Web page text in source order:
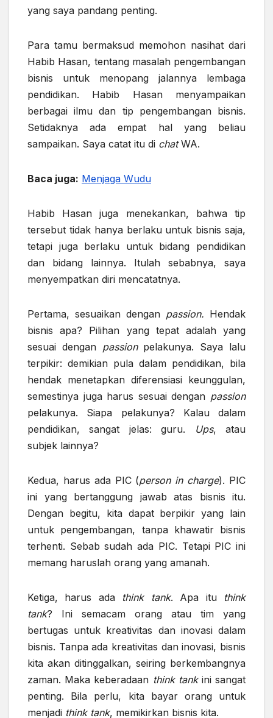
yang saya pandang penting.
Para tamu bermaksud memohon nasihat dari
Habib Hasan, tentang masalah pengembangan
bisnis untuk menopang jalannya lembaga
pendidikan. Habib Hasan menyampaikan
berbagai ilmu dan tip pengembangan bisnis.
Setidaknya ada empat hal yang beliau
sampaikan. Saya catat itu di chatWA.
Baca juga: Menjaga Wudu
Habib Hasan juga menekankan, bahwa tip
tersebut tidak hanya berlaku untuk bisnis saja,
tetapi juga berlaku untuk bidang pendidikan
dan bidang lainnya. Itulah sebabnya, saya
menyempatkan diri mencatatnya.
Pertama, sesuaikan dengan passion. Hendak
bisnis apa? Pilihan yang tepat adalah yang
sesuai dengan passionpelakunya. Saya lalu
terpikir: demikian pula dalam pendidikan, bila
hendak menetapkan diferensiasi keunggulan,
semestinya juga harus sesuai dengan passion
pelakunya. Siapa pelakunya? Kalau dalam
pendidikan, sangat jelas: guru.
Ups, atau
subjek lainnya?
Kedua, harus ada PIC (person in charge). PIC
ini yang bertanggung jawab atas bisnis itu.
Dengan begitu, kita dapat berpikir yang lain
untuk pengembangan, tanpa khawatir bisnis
terhenti. Sebab sudah ada PIC. Tetapi PIC ini
memang haruslah orang yang amanah.
Ketiga, harus ada think tank. Apa itu think
tank? Ini semacam orang atau tim yang
bertugas untuk kreativitas dan inovasi dalam
bisnis. Tanpa ada kreativitas dan inovasi, bisnis
kita akan ditinggalkan, seiring berkembangnya
zaman. Maka keberadaan think tankini sangat
penting. Bila perlu, kita bayar orang untuk
menjadi think tank, memikirkan bisnis kita.